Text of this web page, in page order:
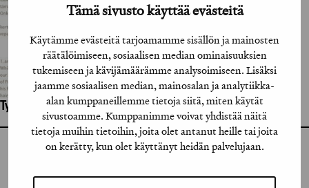
Tämä sivusto käyttää evästeitä
Käytämme evästeitä tarjoamamme sisällön ja mainosten
räätälöimiseen, sosiaalisen median ominaisuuksien
tukemiseen ja kävijämäärämme analysoimiseen. Lisäksi
jaamme sosiaalisen median, mainosalan ja analytiikka-
alan kumppaneillemme tietoja siitä, miten käytät
sivustoamme. Kumppanimme voivat yhdistää näitä
tietoja muihin tietoihin, joita olet antanut heille tai joita
on kerätty, kun olet käyttänyt heidän palvelujaan.
Työhön osallistuneet henkilöt / tahot:
GRAFIA RY
00120 HELSINKI